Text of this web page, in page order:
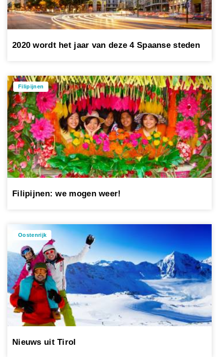
2020 wordt het jaar van deze 4 Spaanse steden
Filipijnen
Filipijnen: we mogen weer!
Oostenrijk
Nieuws uit Tirol